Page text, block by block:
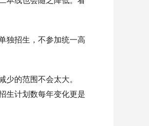
独招生，不参加统一高
的范围不会太大。
生计划数每年变化更是